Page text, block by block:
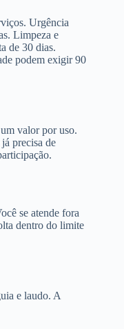
Urgência
Limpeza e
de 30 dias.
podem exigir 90
valor por uso.
precisa de
se atende fora
dentro do limite
e laudo. A